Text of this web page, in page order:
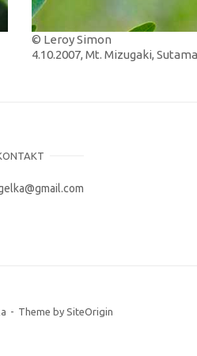
© Leroy Simon
4.10.2007, Mt. Mizugaki,
Theme by SiteOrigin